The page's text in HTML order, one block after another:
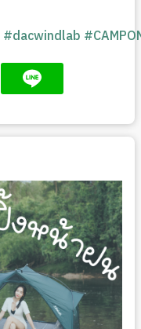
#dacwindlab